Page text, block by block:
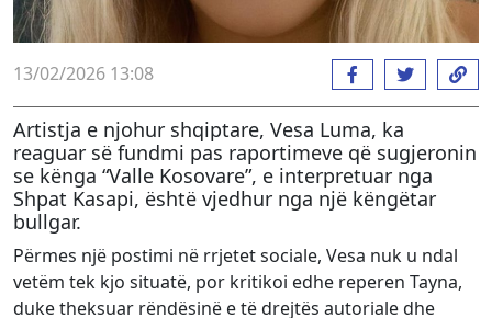
13/02/2026 13:08
Artistja e njohur shqiptare, Vesa Luma, ka
reaguar së fundmi pas raportimeve që sugjeronin
se kënga “Valle Kosovare”, e interpretuar nga
Shpat Kasapi, është vjedhur nga një këngëtar
bullgar.
Përmes një postimi në rrjetet sociale, Vesa nuk u ndal
vetëm tek kjo situatë, por kritikoi edhe reperen Tayna,
duke theksuar rëndësinë e të drejtës autoriale dhe